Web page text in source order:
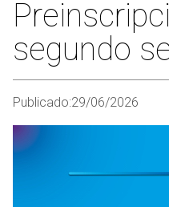
segundo
Publicado:29/06/2026